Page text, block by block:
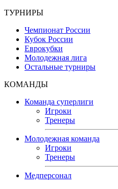
ТУРНИРЫ
Чемпионат России
Кубок России
Еврокубки
Молодежная лига
Остальные турниры
КОМАНДЫ
Команда суперлиги
Игроки
Тренеры
Молодежная команда
Игроки
Тренеры
Медперсонал